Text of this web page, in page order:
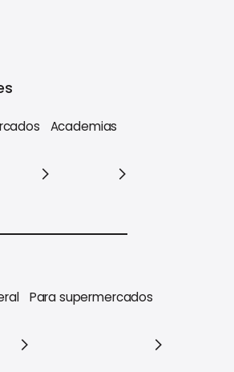
Academias
Para supermercados